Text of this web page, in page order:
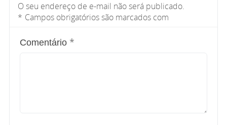
O seu endereço de e-mail não será publicado.
Campos obrigatórios são marcados com
*
Comentário *